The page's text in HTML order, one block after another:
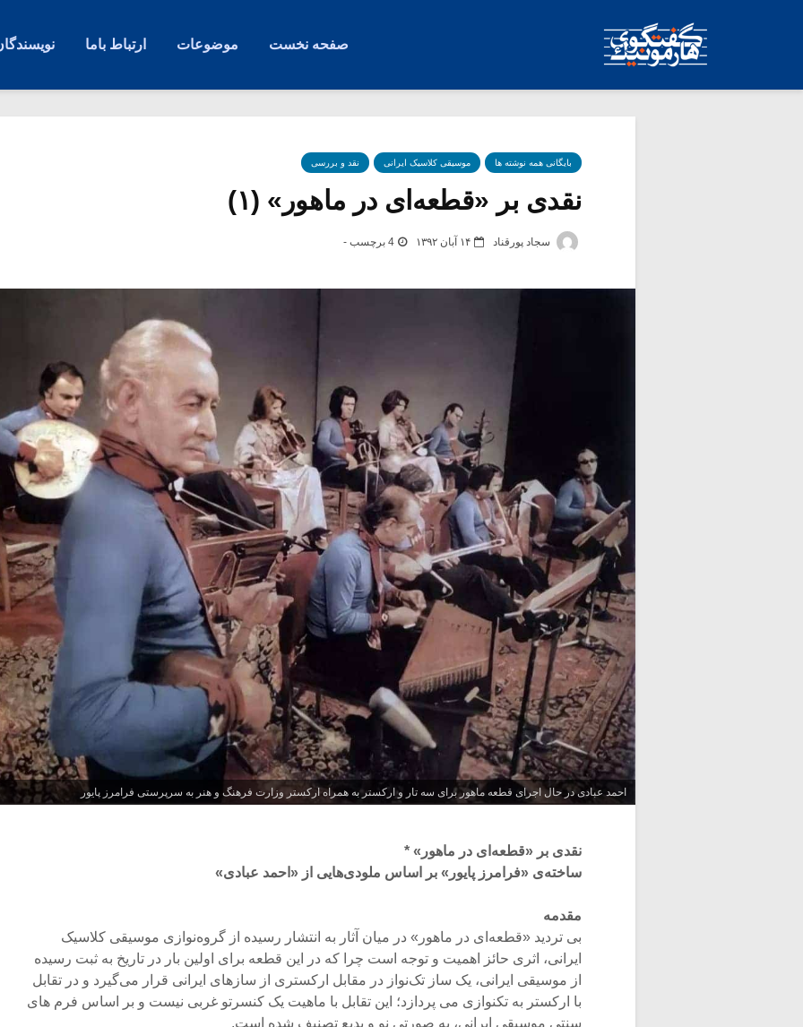
صفحه نخست موضوعات ارتباط باما
بایگانی همه نوشته ها موسیقی کلاسیک ایرانی نقد و بررسی
نقدی بر «قطعه‌ای در ماهور» (۱)
سجاد پورقناد ۱۴ آبان ۱۳۹۲ 4 برچسب -
احمد عبادی در حال اجرای قطعه ماهور برای سه تار و ارکستر به همراه ارکستر وزارت فرهنگ و هنر به سرپرستی فرامرز پایور
نقدی بر «قطعه‌ای در ماهور» *
ساخته‌ی «فرامرز پایور» بر اساس ملودی‌هایی از «احمد عبادی»
مقدمه
بی تردید «قطعه‌ای در ماهور» در میان آثار به انتشار رسیده از گروه‌نوازی موسیقی کلاسیک
ایرانی، اثری حائز اهمیت و توجه است چرا که در این قطعه برای اولین بار در تاریخ به ثبت رسیده
از موسیقی ایرانی، یک ساز تک‌نواز در مقابل ارکستری از سازهای ایرانی قرار می‌گیرد و در تقابل
با ارکستر به تکنوازی می پردازد؛ این تقابل با ماهیت یک کنسرتو غربی نیست و بر اساس فرم های
سنتی موسیقی ایرانی، به صورتی نو و بدیع تصنیف شده است.